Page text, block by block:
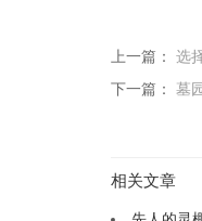
上一篇： 选
下一篇： 墓
相关文章